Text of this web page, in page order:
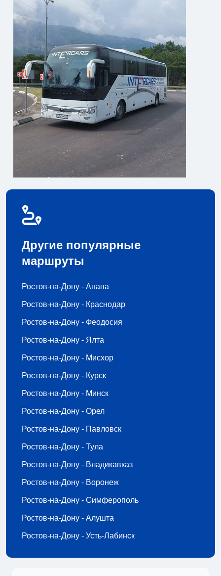
Другие популярные
маршруты
Ростов-на-Дону - Анапа
Ростов-на-Дону - Краснодар
Ростов-на-Дону - Феодосия
Ростов-на-Дону - Ялта
Ростов-на-Дону - Мисхор
Ростов-на-Дону - Курск
Ростов-на-Дону - Минск
Ростов-на-Дону - Орел
Ростов-на-Дону - Павловск
Ростов-на-Дону - Тула
Ростов-на-Дону - Владикавказ
Ростов-на-Дону - Воронеж
Ростов-на-Дону - Симферополь
Ростов-на-Дону - Алушта
Ростов-на-Дону - Усть-Лабинск